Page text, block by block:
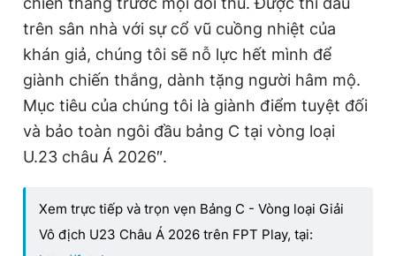
trên sân nhà với sự cổ vũ cuồng nhiệt của
khán giả, chúng tôi sẽ nỗ lực hết mình để
giành chiến thắng, dành tặng người hâm mộ.
Mục tiêu của chúng tôi là giành điểm tuyệt đối
và bảo toàn ngôi đầu bảng C tại vòng loại
U.23 châu Á 2026″.
Xem trực tiếp và trọn vẹn Bảng C - Vòng loại Giải
Vô địch U23 Châu Á 2026 trên FPT Play, tại: